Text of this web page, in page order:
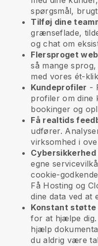
spørgsmål,
Tilføj dine
grænseflade,
og chat om
Flersproget
så mange
med vores ét-
Kundeprofiler -
profiler om dine
bookinger og
Få realtids
udfører.
virksomhed i
egne
cookie-
Få Hosting og
dine data ved at
Konstant støtte
for at hjælpe
hjælp
du aldrig være